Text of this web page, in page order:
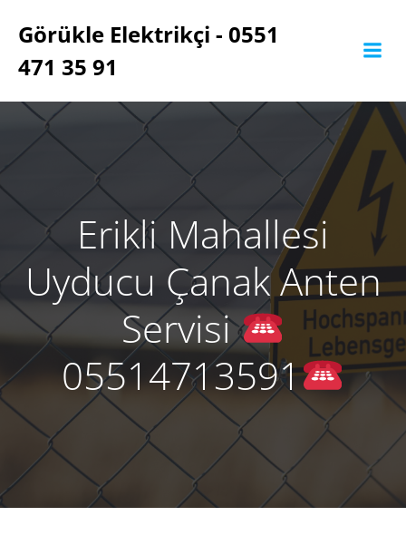
geç
Görükle Elektrikçi - 0551
471 35 91
Erikli Mahallesi
Uyducu Çanak Anten
Servisi
05514713591